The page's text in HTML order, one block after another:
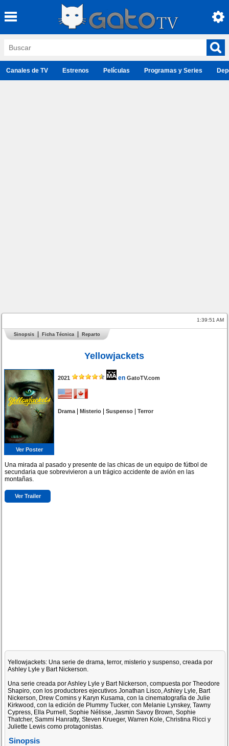
Canales de TV Estrenos Películas Programas y Series
1:39:51 AM
Sinopsis Ficha Técnica Reparto
Yellowjackets
Ver Poster
2021 en GatoTV.com
Drama|Misterio |Suspenso |Terror
Una mirada al pasado y presente de las chicas de un equipo de fútbol de
secundaria que sobrevivieron a un trágico accidente de avión en las
montañas.
Ver Trailer
Yellowjackets: Una serie de drama, terror, misterio y suspenso, creada por
Ashley Lyle y Bart Nickerson.
Una serie creada por Ashley Lyle y Bart Nickerson, compuesta por Theodore
Shapiro, con los productores ejecutivos Jonathan Lisco, Ashley Lyle, Bart
Nickerson, Drew Comins y Karyn Kusama, con la cinematografía de Julie
Kirkwood, con la edición de Plummy Tucker, con Melanie Lynskey, Tawny
Cypress, Ella Purnell, Sophie Nélisse, Jasmin Savoy Brown, Sophie
Thatcher, Sammi Hanratty, Steven Krueger, Warren Kole, Christina Ricci y
Juliette Lewis como protagonistas.
Sinopsis